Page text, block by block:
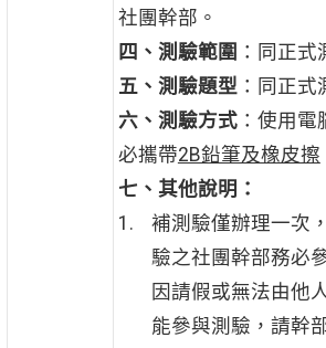
社團幹部。
四、測驗範圍 ：同正式
五、測驗題型：同正式
六、測驗方式：使用電
必攜帶2B鉛筆及橡皮擦
七、其他說明：
補測驗僅辦理一次
驗之社團幹部務必
因請假或無法由他
能參與測驗，請幹